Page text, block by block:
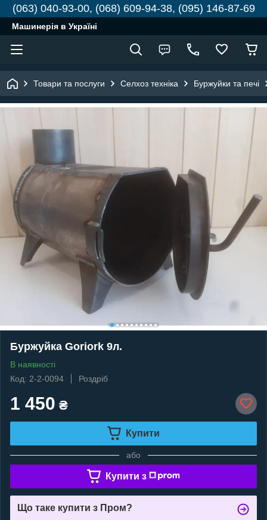
(063) 040-93-00, (068) 609-94-38, (095) 146-87-69
Машинерія в Україні
Товари та послуги Селхоз техніка Буржуйки та печі
Буржуйка Goriork 9л.
В наявності
Код: 2-2-0094
Роздріб
1 450 ₴
Купити
або
Купити з
Що таке купити з Пром?